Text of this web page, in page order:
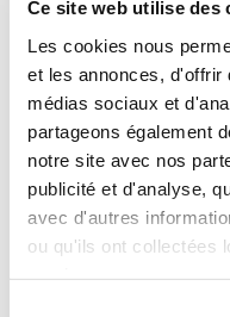
Ce site web utilise des
Les cookies nous
et les annonces, d'offrir
médias sociaux et
partageons également
notre site avec nos
publicité et d'analyse,
avec d'autres
ou qu'ils ont collectées
1 en stock
AUDI A6 - 3 2009
140,00 € TTC
DÉCOUVRIR